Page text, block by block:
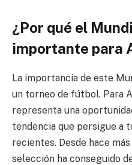
¿Por qué el
importante para
La importancia de este
un torneo de fútbol. Para
representa una
tendencia que persigue a
recientes. Desde hace
selección ha conseguido